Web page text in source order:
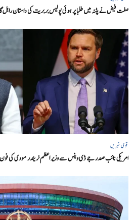
صفت فیض نے پٹنہ میں طلبا پر ہوئی پولیس بربریت کی داستان راہل
قومی خبریں
امریکی نائب صدر جے ڈی وینس سے وزیر اعظم نریندر مودی کی فون